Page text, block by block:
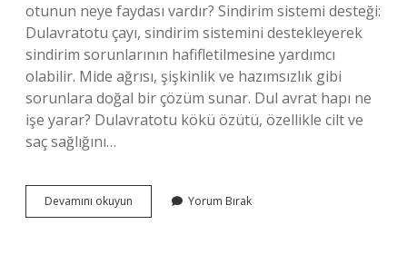
otunun neye faydası vardır? Sindirim sistemi desteği:
Dulavratotu çayı, sindirim sistemini destekleyerek
sindirim sorunlarının hafifletilmesine yardımcı
olabilir. Mide ağrısı, şişkinlik ve hazımsızlık gibi
sorunlara doğal bir çözüm sunar. Dul avrat hapı ne
işe yarar? Dulavratotu kökü özütü, özellikle cilt ve
saç sağlığını…
Devamını okuyun
Avrat
Yorum Bırak